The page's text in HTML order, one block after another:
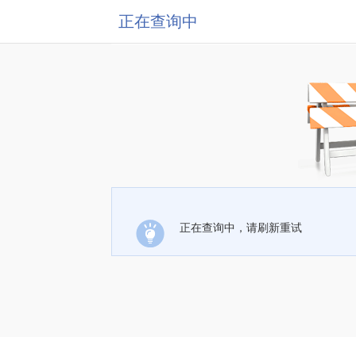
正在查询中
正在查询中，请刷新重试